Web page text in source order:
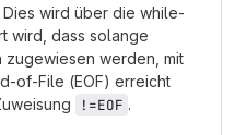
wird über die while-
wird, dass solange
werden, mit
of-File (EOF) erreicht
!=EOF .